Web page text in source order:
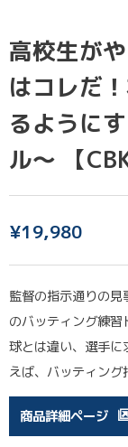
高校生が
はコレだ
るように
ル〜 【
¥19,980
監督の指示通りの
のバッティング練
球とは違い、選手に
えば、バッティン
商品詳細ページ